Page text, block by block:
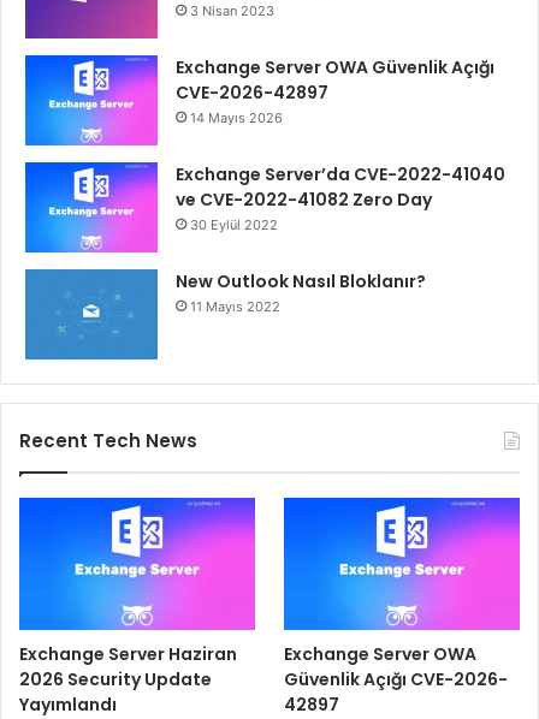
3 Nisan 2023
Exchange Server OWA Güvenlik Açığı
CVE-2026-42897
14 Mayıs 2026
Exchange Server’da CVE-2022-41040
ve CVE-2022-41082 Zero Day
30 Eylül 2022
New Outlook Nasıl Bloklanır?
11 Mayıs 2022
Recent Tech News
Exchange Server Haziran
2026 Security Update
Yayımlandı
Exchange Server OWA
Güvenlik Açığı CVE-2026-
42897